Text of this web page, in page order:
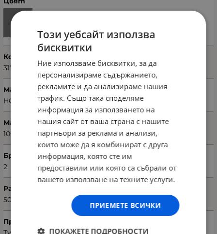
Код на продукта
317HBY2426
Марка
HOBBY
Материал
100% памук
Брой части
2
Размери хавлия (Ш х Д)
50 х 90 см
Произход
Този уебсайт използва
бисквитки
Ние използваме бисквитки, за да
персонализираме съдържанието,
рекламите и да анализираме нашия
трафик. Също така споделяме
информация за използването на
нашия сайт от ваша страна с нашите
партньори за реклама и анализи,
които може да я комбинират с друга
информация, която сте им
предоставили или която са събрали от
вашето използване на техните услуги.
ПРИЕМЕТЕ ВСИЧКИ
ПОКАЖЕТЕ ПОДРОБНОСТИ